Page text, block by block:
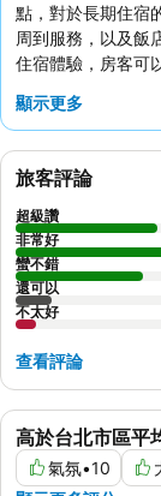
點，對於長期住宿
周到服務，以及飯
住宿體驗，房客可
顯示更多
高於台北市區平
氣氛•10
旅客評論
超級讚
非常好
蠻不錯
還可以
不太好
查看評論